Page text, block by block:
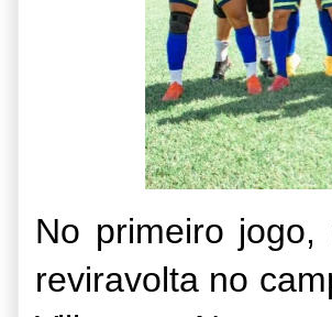
No primeiro
reviravolta no